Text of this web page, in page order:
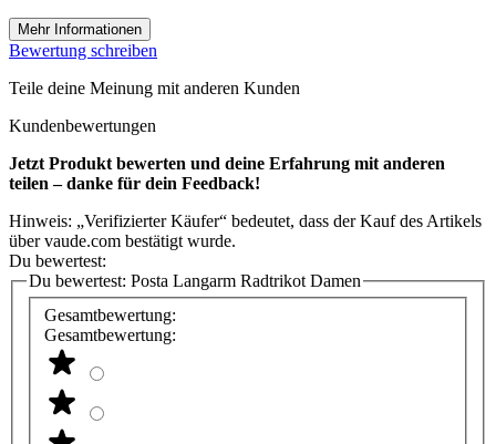
Mehr Informationen
Bewertung schreiben
Teile deine Meinung mit anderen Kunden
Kundenbewertungen
Jetzt Produkt bewerten und deine Erfahrung mit anderen
teilen – danke für dein Feedback!
Hinweis: „Verifizierter Käufer“ bedeutet, dass der Kauf des Artikels
über vaude.com bestätigt wurde.
Du bewertest:
Du bewertest: Posta Langarm Radtrikot Damen
Gesamtbewertung:
Gesamtbewertung: